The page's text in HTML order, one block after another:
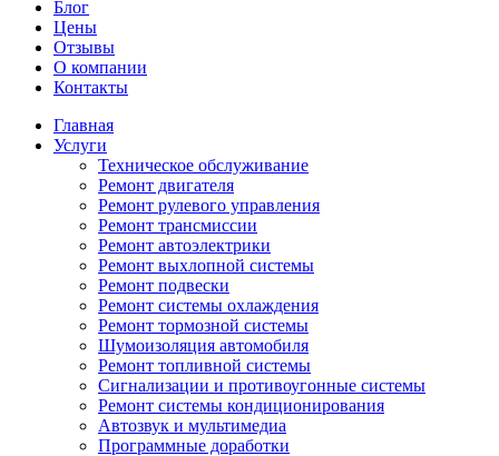
Блог
Цены
Отзывы
О компании
Контакты
Главная
Услуги
Техническое обслуживание
Ремонт двигателя
Ремонт рулевого управления
Ремонт трансмиссии
Ремонт автоэлектрики
Ремонт выхлопной системы
Ремонт подвески
Ремонт системы охлаждения
Ремонт тормозной системы
Шумоизоляция автомобиля
Ремонт топливной системы
Сигнализации и противоугонные системы
Ремонт системы кондиционирования
Автозвук и мультимедиа
Программные доработки